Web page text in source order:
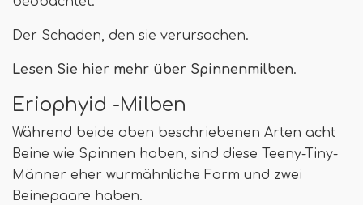
Der Schaden, den sie verursachen.
Lesen Sie hier mehr über Spinnenmilben.
Eriophyid -Milben
Während beide oben beschriebenen Arten acht
Beine wie Spinnen haben, sind diese Teeny-Tiny-
Männer eher wurmähnliche Form und zwei
Beinepaare haben.